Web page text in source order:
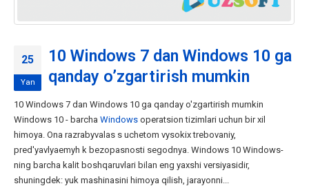
25
Yan
10 Windows 7 dan Windows 10 ga
qanday o’zgartirish mumkin
10 Windows 7 dan Windows 10 ga qanday o'zgartirish mumkin
Windows 10 - barcha Windows operatsion tizimlari uchun bir xil
himoya. Ona razrabyvalas s uchetom vysokix trebovaniy,
pred'yavlyaemyh k bezopasnosti segodnya. Windows 10 Windows-
ning barcha kalit boshqaruvlari bilan eng yaxshi versiyasidir,
shuningdek: yuk mashinasini himoya qilish, jarayonni...